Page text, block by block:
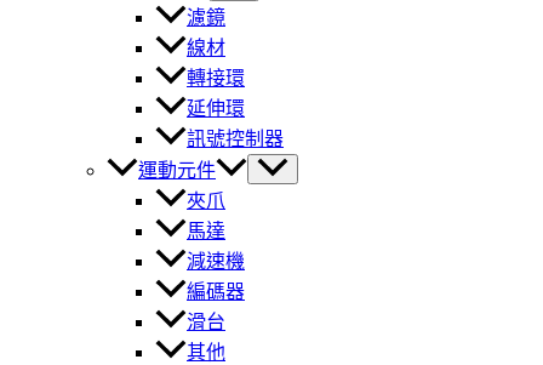
濾鏡
線材
轉接環
延伸環
訊號控制器
運動元件
夾爪
馬達
減速機
編碼器
滑台
其他